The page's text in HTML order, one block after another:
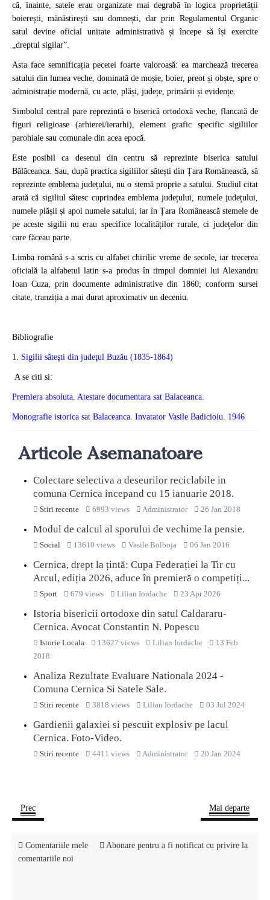
că, înainte, satele erau organizate mai degrabă în logica proprietății
boierești, mănăstirești sau domnești, dar prin Regulamentul Organic
satul devine oficial unitate administrativă și începe să își exercite
„dreptul sigilar”.
Asta face semnificația pecetei foarte valoroasă: ea marchează trecerea
satului din lumea veche, dominată de moșie, boier, preot și obște, spre o
administrație modernă, cu acte, plăși, județe, primării și evidențe.
Simbolul central pare reprezintă o biserică ortodoxă veche, flancată de
figuri religioase (arhierei/ierarhi), element grafic specific sigiliilor
parohiale sau comunale din acea epocă.
Este posibil ca desenul din centru să reprezinte biserica satului
Bălăceanca. Sau, după practica sigiliilor sătești din Țara Românească, să
reprezinte emblema județului, nu o stemă proprie a satului. Studiul citat
arată că sigiliul sătesc cuprindea emblema județului, numele județului,
numele plășii și apoi numele satului; iar în Țara Românească stemele de
pe aceste sigilii nu erau specifice localităților rurale, ci județelor din
care făceau parte.
Limba română s-a scris cu alfabet chirilic vreme de secole, iar trecerea
oficială la alfabetul latin s-a produs în timpul domniei lui Alexandru
Ioan Cuza, prin documente administrative din 1860; conform sursei
citate, tranziția a mai durat aproximativ un deceniu.
Bibliografie
1. Sigilii săteşti din judeţul Buzău (1835-1864)
A se citi si:
Premiera absoluta. Atestare documentara sat Balaceanca.
Monografie istorica sat Balaceanca. Invatator Vasile Badicioiu. 1946
Articole Asemanatoare
Colectare selectiva a deseurilor reciclabile in
comuna Cernica incepand cu 15 ianuarie 2018.
Stiri recente 6993 views Administrator 26 Jan 2018
Modul de calcul al sporului de vechime la pensie.
Social 13610 views Vasile Bolboja 06 Jan 2016
Cernica, drept la țintă: Cupa Federației la Tir cu
Arcul, ediția 2026, aduce în premieră o competiți...
Sport 679 views Lilian Iordache 23 Apr 2026
Istoria bisericii ortodoxe din satul Caldararu-
Cernica. Avocat Constantin N. Popescu
Istorie Locala 13627 views Lilian Iordache
13 Feb
2018
Analiza Rezultate Evaluare Nationala 2024 -
Comuna Cernica Si Satele Sale.
Stiri recente 3818 views Lilian Iordache 03 Jul 2024
Gardienii galaxiei si pescuit explosiv pe lacul
Cernica. Foto-Video.
Stiri recente 4411 views Administrator 20 Jan 2024
Prec Mai departe
Comentariile mele
Abonare pentru a fi notificat cu privire la
comentariile noi